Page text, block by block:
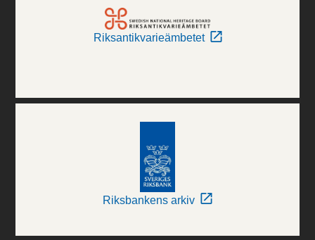
Riksantikvarieämbetet
Riksbankens arkiv